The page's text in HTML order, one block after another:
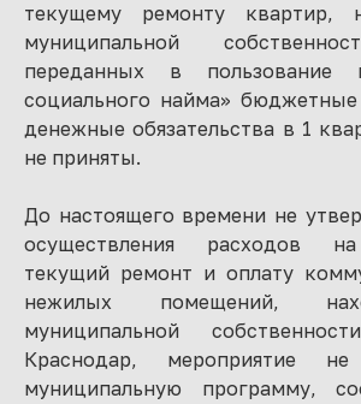
текущему ремонту квартир,
муниципальной
переданных в пользование
социального найма» бюджетные
денежные обязательства в 1
не приняты.
До настоящего времени не
осуществления расходов
текущий ремонт и оплату
нежилых помещений,
муниципальной
Краснодар, мероприятие
муниципальную программу,